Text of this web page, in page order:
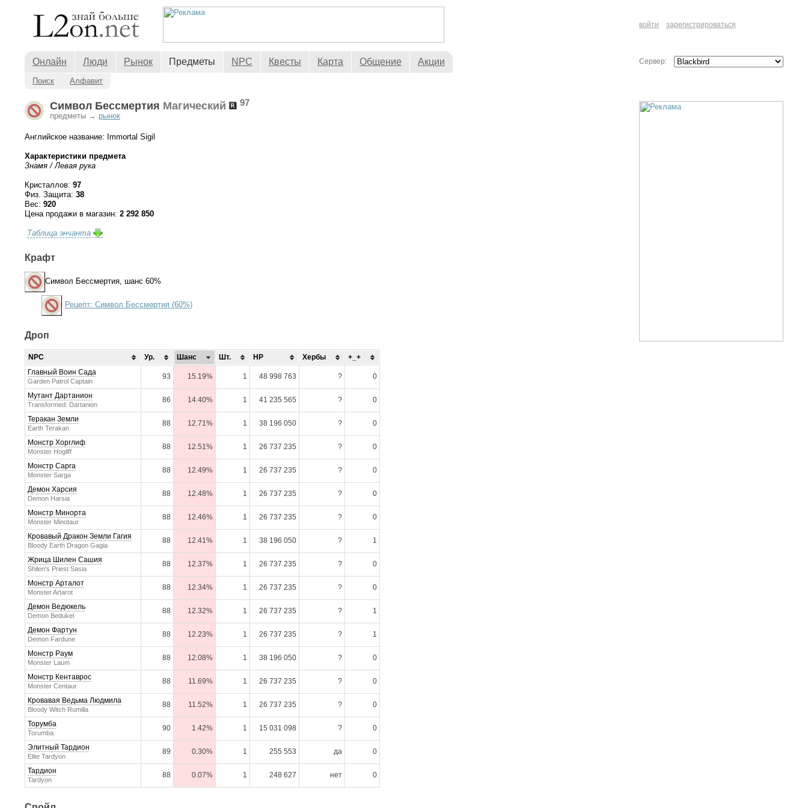
войти зарегистрироваться
Онлайн Люди Рынок Предметы NPC Квесты Карта Общение Акции
Поиск Алфавит
Сервер:
Символ Бессмертия Магический 97
предметы → рынок
Английское название: Immortal Sigil
Характеристики предмета
Знамя / Левая рука
Кристаллов: 97
Физ. Защита: 38
Вес: 920
Цена продажи в магазин: 2 292 850
Таблица энчанта
Крафт
Символ Бессмертия, шанс 60%
Рецепт: Символ Бессмертия (60%)
Дроп
NPC Ур. Шанс Шт. HP Хербы
+_+
Главный Воин Сада
Garden Patrol Captain
93 15.19% 1 48 998 763 ? 0
Мутант Дартанион
Transformed: Dartanion
86 14.40% 1 41 235 565 ? 0
Теракан Земли
Earth Terakan
88 12.71% 1 38 196 050 ? 0
Монстр Хорглиф
Monster Hogliff
88 12.51% 1 26 737 235 ? 0
Монстр Сарга
Monster Sarga
88 12.49% 1 26 737 235 ? 0
Демон Харсия
Demon Harsia
88 12.48% 1 26 737 235 ? 0
Монстр Минорта
Monster Minotaur
88 12.46% 1 26 737 235 ? 0
Кровавый Дракон Земли Гагия
Bloody Earth Dragon Gagia
88 12.41% 1 38 196 050 ? 1
Жрица Шилен Сашия
Shilen's Priest Sasia
88 12.37% 1 26 737 235 ? 0
Монстр Арталот
Monster Artarot
88 12.34% 1 26 737 235 ? 0
Демон Ведюкель
Demon Bedukel
88 12.32% 1 26 737 235 ? 1
Демон Фартун
Demon Fardune
88 12.23% 1 26 737 235 ? 1
Монстр Раум
Monster Laum
88 12.08% 1 38 196 050 ? 0
Монстр Кентаврос
Monster Centaur
88 11.69% 1 26 737 235 ? 0
Кровавая Ведьма Людмила
Bloody Witch Rumilla
88 11.52% 1 26 737 235 ? 0
Торумба
Torumba
90 1.42% 1 15 031 098 ? 0
Элитный Тардион
Elite Tardyon
89 0.30% 1 255 553 да 0
Тардион
Tardyon
88 0.07% 1 248 627 нет 0